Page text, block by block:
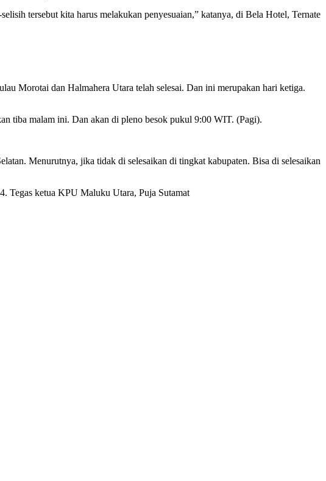
tersebut kita harus melakukan penyesuaian,” katanya, di Bela Hotel, Ternate
Morotai dan Halmahera Utara telah selesai. Dan ini merupakan hari ketiga.
tiba malam ini. Dan akan di pleno besok pukul 9:00 WIT. (Pagi).
Menurutnya, jika tidak di selesaikan di tingkat kabupaten. Bisa di selesaikan
Tegas ketua KPU Maluku Utara, Puja Sutamat